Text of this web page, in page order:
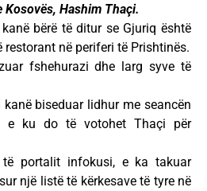
Hashim Thaçi.
bërë të ditur se Gjuriq është
në periferi të Prishtinës.
fshehurazi dhe larg syve të
biseduar lidhur me seancën
e ku do të votohet Thaçi për
të portalit infokusi, e ka takuar
një listë të kërkesave të tyre në